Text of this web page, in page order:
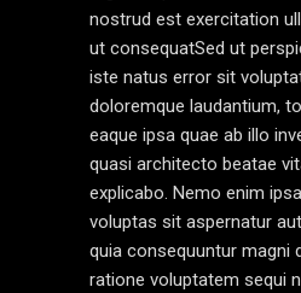
nostrud est exercitation
ut consequatSed ut
iste natus error sit
doloremque laudantium,
eaque ipsa quae ab illo
quasi architecto beatae
explicabo. Nemo enim
voluptas sit aspernatur
quia consequuntur magni
ratione voluptatem sequi